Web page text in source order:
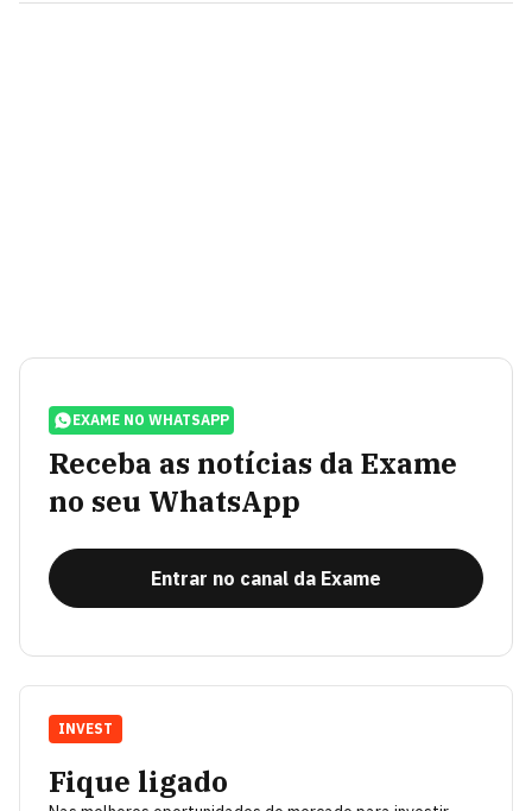
EXAME NO WHATSAPP
Receba as notícias da Exame
no seu WhatsApp
Entrar no canal da Exame
Fique ligado
INVEST